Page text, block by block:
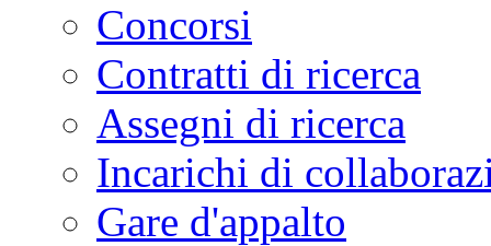
Concorsi
Contratti di ricerca
Assegni di ricerca
Incarichi di
Gare d'appalto